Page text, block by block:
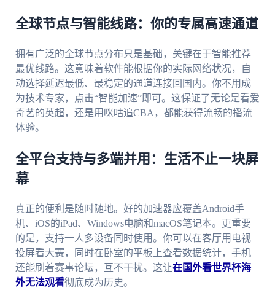
全球节点与智能线路：你的专属高速通道
拥有广泛的全球节点分布只是基础，关键在于智能推荐
最优线路。这意味着软件能根据你的实际网络状况，自
动选择延迟最低、最稳定的通道连接回国内。你不用成
为技术专家，点击“智能加速”即可。这保证了无论是看爱
奇艺的英超，还是用咪咕追CBA，都能获得流畅的播流
体验。
全平台支持与多端并用：生活不止一块屏
幕
真正的便利是随时随地。好的加速器应覆盖Android手
机、iOS的iPad、Windows电脑和macOS笔记本。更重要
的是，支持一人多设备同时使用。你可以在客厅用电视
投屏看大赛，同时在卧室的平板上查看数据统计，手机
还能刷着赛事论坛，互不干扰。这让在国外看世界杯海
外无法观看彻底成为历史。